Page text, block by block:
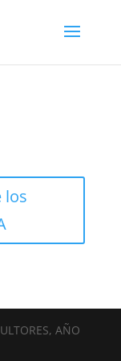
los
AÑO